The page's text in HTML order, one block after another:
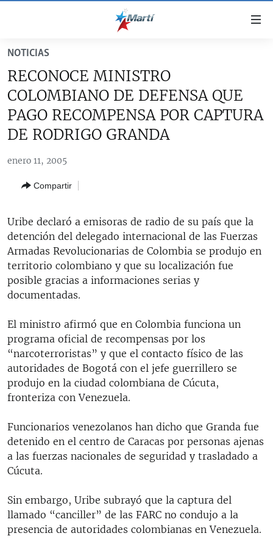
accesibilidad
contenido
principal
navegación
principal
búsqueda
CUBA
DERECHOS HUMANOS
SOBRE CUBA
ESTADOS UNIDOS
ESTADOS UNIDOS
AMÉRICA LATINA
ARTE Y ENTRETENIMIENTO
OPINIÓN GRÁFICA
AUDIOVISUALES MARTÍ
RADIO MARTÍ
ESPECIALES
LA REALIDAD DE LA VIVIENDA EN CUBA
SER VIEJO EN CUBA
KENTU-CUBANO
DESINFORMACIÓN RUSA EN AMÉRICA LATINA
LA INVASIÓN DE RUSIA A UCRANIA
MULTIMEDIA
EDITORIALES
SÍGUENOS
NOTICIAS
RECONOCE MINISTRO
COLOMBIANO DE DEFENSA QUE
PAGO RECOMPENSA POR CAPTURA
DE RODRIGO GRANDA
enero 11, 2005
Compartir
Uribe declaró a emisoras de radio de su país que la
detención del delegado internacional de las Fuerzas
Armadas Revolucionarias de Colombia se produjo en
territorio colombiano y que su localización fue
posible gracias a informaciones serias y
documentadas.
El ministro afirmó que en Colombia funciona un
programa oficial de recompensas por los
“narcoterroristas” y que el contacto físico de las
autoridades de Bogotá con el jefe guerrillero se
produjo en la ciudad colombiana de Cúcuta,
fronteriza con Venezuela.
Funcionarios venezolanos han dicho que Granda fue
detenido en el centro de Caracas por personas ajenas
a las fuerzas nacionales de seguridad y trasladado a
Cúcuta.
Sin embargo, Uribe subrayó que la captura del
llamado “canciller” de las FARC no condujo a la
presencia de autoridades colombianas en Venezuela.